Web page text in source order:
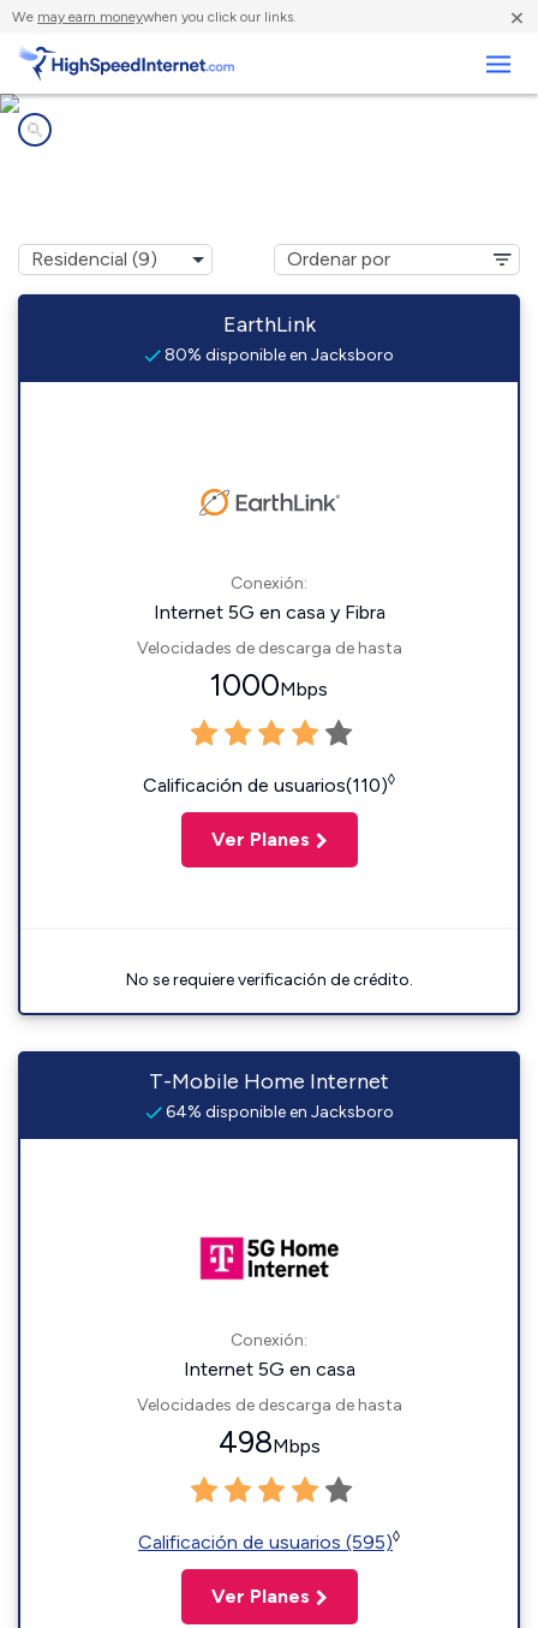
We may earn moneywhen you click our links. ×
EarthLink
80% disponible en Jacksboro
Conexión:
Internet 5G en casa y Fibra
Velocidades de descarga de hasta
1000Mbps
Calificación de usuarios(110)◊
Ver Planes
No se requiere verificación de crédito.
T-Mobile Home Internet
64% disponible en Jacksboro
Conexión:
Internet 5G en casa
Velocidades de descarga de hasta
498Mbps
Calificación de usuarios (595)◊
Ver Planes